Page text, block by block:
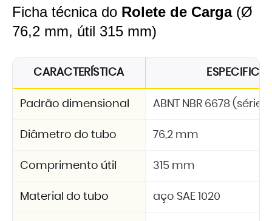
Ficha técnica do Rolete de Carga(Ø
76,2 mm, útil 315 mm)
CARACTERÍSTICA
Padrão dimensional ABNT NBR 6678 (série
Diâmetro do tubo 76,2 mm
Comprimento útil 315 mm
Material do tubo aço SAE 1020